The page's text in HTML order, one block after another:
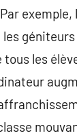
exemple,
les